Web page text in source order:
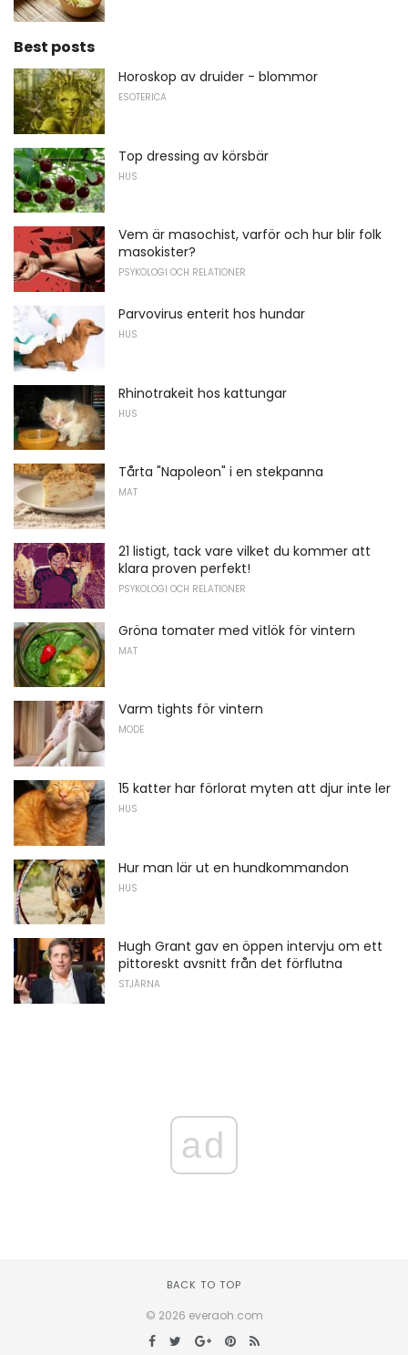
Best posts
Horoskop av druider - blommor
ESOTERICA
Top dressing av körsbär
HUS
Vem är masochist, varför och hur blir folk
masokister?
PSYKOLOGI OCH RELATIONER
Parvovirus enterit hos hundar
HUS
Rhinotrakeit hos kattungar
HUS
Tårta "Napoleon" i en stekpanna
MAT
21 listigt, tack vare vilket du kommer att
klara proven perfekt!
PSYKOLOGI OCH RELATIONER
Gröna tomater med vitlök för vintern
MAT
Varm tights för vintern
MODE
15 katter har förlorat myten att djur inte ler
HUS
Hur man lär ut en hundkommandon
HUS
Hugh Grant gav en öppen intervju om ett
pittoreskt avsnitt från det förflutna
STJÄRNA
ad
BACK TO TOP
© 2026 everaoh.com